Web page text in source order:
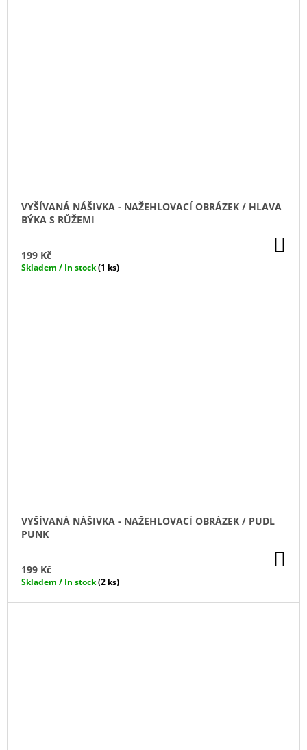
VYŠÍVANÁ NÁŠIVKA - NAŽEHLOVACÍ OBRÁZEK / HLAVA
BÝKA S RŮŽEMI
199 Kč
Skladem / In stock(1 ks)
VYŠÍVANÁ NÁŠIVKA - NAŽEHLOVACÍ OBRÁZEK / PUDL
PUNK
199 Kč
Skladem / In stock(2 ks)